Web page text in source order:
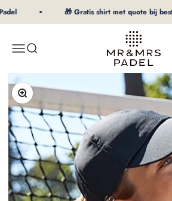
Al contenuto 🎁 Gratis shirt met quote bij
MenuRicerca
mrpadel.com
Zoom avanti/indietro